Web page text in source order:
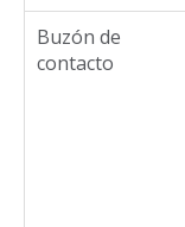
Buzón de
contacto